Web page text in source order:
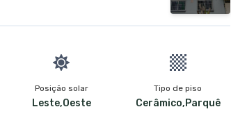
Posição solar
Leste,Oeste
Tipo de piso
Cerâmico,Parquê